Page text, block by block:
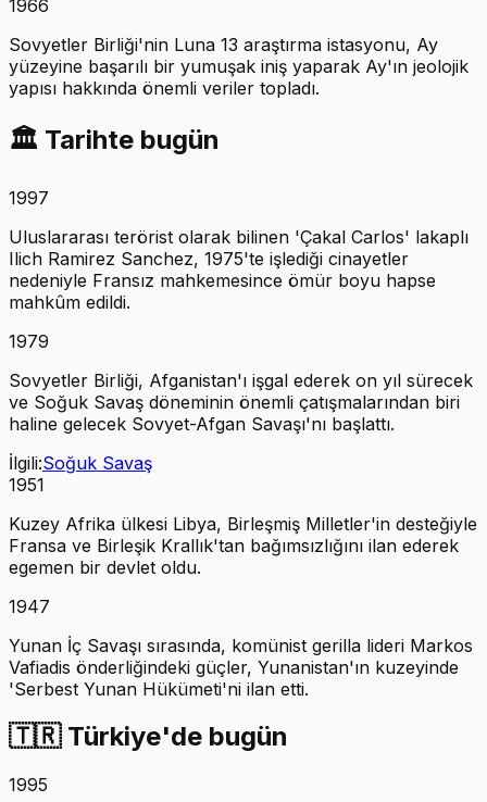
1966
Sovyetler Birliği'nin Luna 13 araştırma istasyonu, Ay
yüzeyine başarılı bir yumuşak iniş yaparak Ay'ın jeolojik
yapısı hakkında önemli veriler topladı.
🏛️ Tarihte bugün
1997
Uluslararası terörist olarak bilinen 'Çakal Carlos' lakaplı
Ilich Ramirez Sanchez, 1975'te işlediği cinayetler
nedeniyle Fransız mahkemesince ömür boyu hapse
mahkûm edildi.
1979
Sovyetler Birliği, Afganistan'ı işgal ederek on yıl sürecek
ve Soğuk Savaş döneminin önemli çatışmalarından biri
haline gelecek Sovyet-Afgan Savaşı'nı başlattı.
İlgili:Soğuk Savaş
1951
Kuzey Afrika ülkesi Libya, Birleşmiş Milletler'in desteğiyle
Fransa ve Birleşik Krallık'tan bağımsızlığını ilan ederek
egemen bir devlet oldu.
1947
Yunan İç Savaşı sırasında, komünist gerilla lideri Markos
Vafiadis önderliğindeki güçler, Yunanistan'ın kuzeyinde
'Serbest Yunan Hükümeti'ni ilan etti.
🇹🇷 Türkiye'de bugün
1995